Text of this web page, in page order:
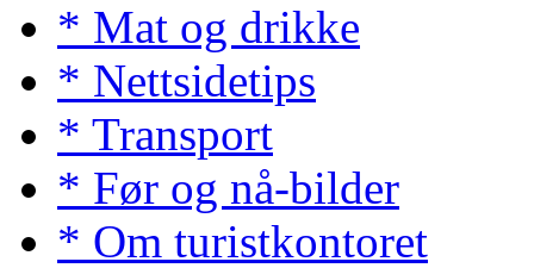
* Mat og drikke
* Nettsidetips
* Transport
* Før og nå-bilder
* Om turistkontoret